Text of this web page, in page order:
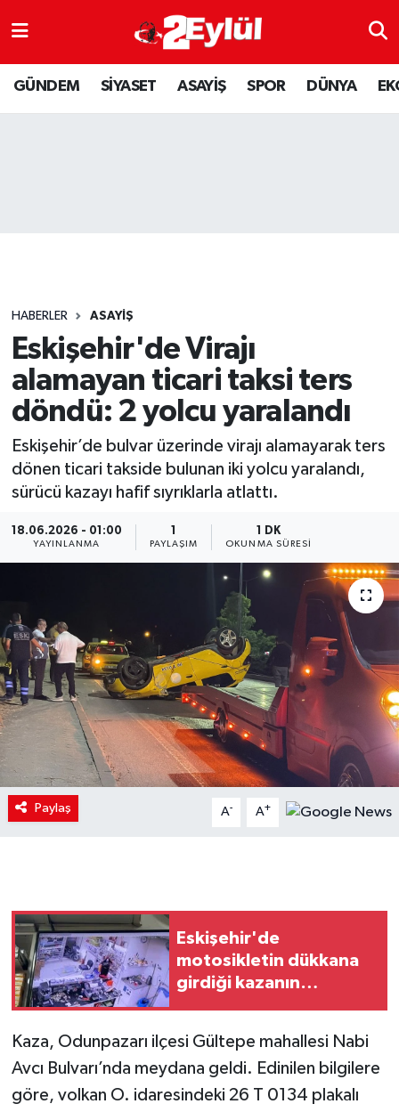
GÜNDEM SİYASET ASAYİŞ SPOR DÜNYA
HABERLER ASAYİŞ
Eskişehir'de Virajı
alamayan ticari taksi ters
döndü: 2 yolcu yaralandı
Eskişehir’de bulvar üzerinde virajı alamayarak ters
dönen ticari takside bulunan iki yolcu yaralandı,
sürücü kazayı hafif sıyrıklarla atlattı.
18.06.2026 - 01:00
YAYINLANMA PAYLAŞIM
1 DK
OKUNMA SÜRESI
Paylaş A- A+
Eskişehir'de
motosikletin dükkana
girdiği kazanın
Kaza, Odunpazarı ilçesi Gültepe mahallesi Nabi
Avcı Bulvarı’nda meydana geldi. Edinilen bilgilere
göre, volkan O. idaresindeki 26 T 0134 plakalı
ASAYİŞ
DÜNYA
SPOR
YAŞAM
Nöbetçi Eczaneler
Hava Durumu
Son Dakika Haberleri
Haber Arşivi